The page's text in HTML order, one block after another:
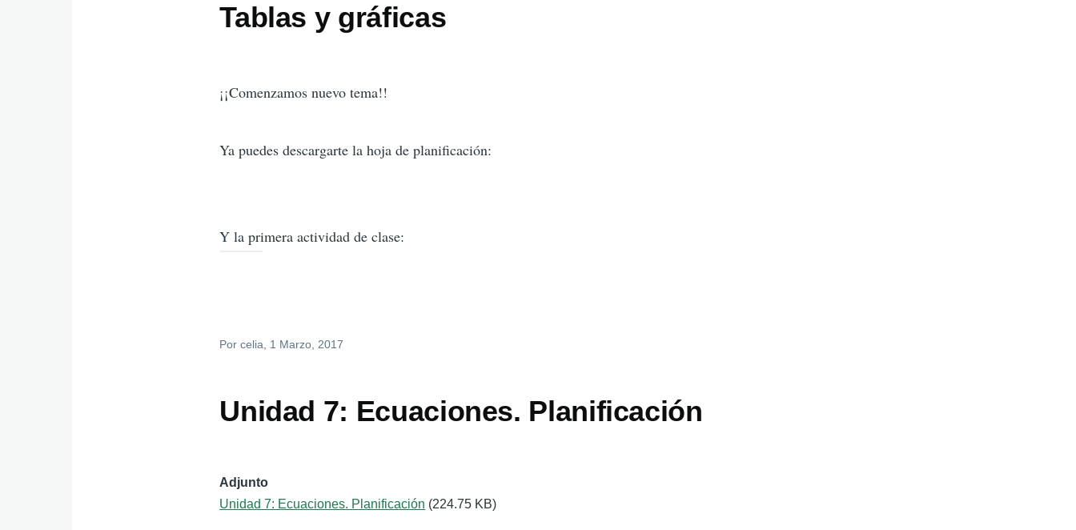
Tablas y gráficas
¡¡Comenzamos nuevo tema!!
Ya puedes descargarte la hoja de planificación:
Y la primera actividad de clase:
Porcelia , 1 Marzo, 2017
Unidad 7: Ecuaciones. Planificación
Adjunto
Unidad 7: Ecuaciones. Planificación (224.75 KB)